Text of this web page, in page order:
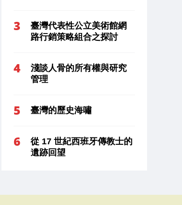
臺灣代表性公立美術館網
路行銷策略組合之探討
淺談人骨的所有權與研究
管理
臺灣的歷史海嘯
從 17 世紀西班牙傳教士的
遺跡回望